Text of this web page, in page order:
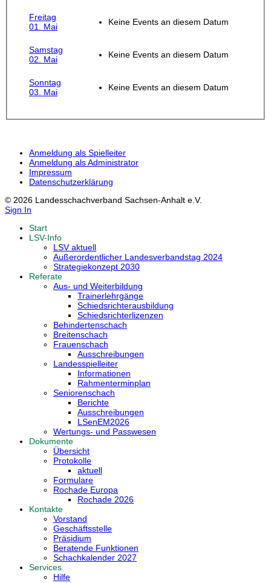
Freitag
01. Mai
Keine Events an diesem Datum
Samstag
02. Mai
Keine Events an diesem Datum
Sonntag
03. Mai
Keine Events an diesem Datum
Anmeldung als Spielleiter
Anmeldung als Administrator
Impressum
Datenschutzerklärung
© 2026 Landesschachverband Sachsen-Anhalt e.V.
Sign In
Start
LSV-Info
LSV aktuell
Außerordentlicher Landesverbandstag 2024
Strategiekonzept 2030
Referate
Aus- und Weiterbildung
Trainerlehrgänge
Schiedsrichterausbildung
Schiedsrichterlizenzen
Behindertenschach
Breitenschach
Frauenschach
Ausschreibungen
Landesspielleiter
Informationen
Rahmenterminplan
Seniorenschach
Berichte
Ausschreibungen
LSenEM2026
Wertungs- und Passwesen
Dokumente
Übersicht
Protokolle
aktuell
Formulare
Rochade Europa
Rochade 2026
Kontakte
Vorstand
Geschäftsstelle
Präsidium
Beratende Funktionen
Schachkalender 2027
Services
Hilfe